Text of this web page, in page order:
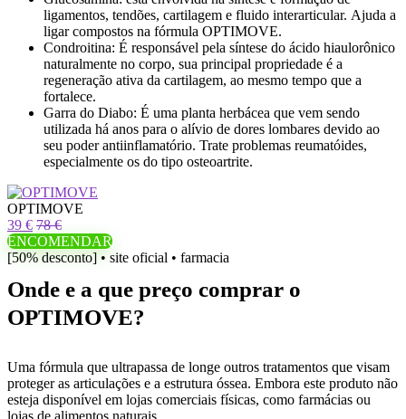
ligamentos, tendões, cartilagem e fluido interarticular. Ajuda a
ligar compostos na fórmula OPTIMOVE.
Condroitina: É responsável pela síntese do ácido hiaulorônico
naturalmente no corpo, sua principal propriedade é a
regeneração ativa da cartilagem, ao mesmo tempo que a
fortalece.
Garra do Diabo: É uma planta herbácea que vem sendo
utilizada há anos para o alívio de dores lombares devido ao
seu poder antiinflamatório. Trate problemas reumatóides,
especialmente os do tipo osteoartrite.
OPTIMOVE
39 € 78 €
ENCOMENDAR
[50% desconto] • site oficial • farmacia
Onde e a que preço comprar o
OPTIMOVE?
Uma fórmula que ultrapassa de longe outros tratamentos que visam
proteger as articulações e a estrutura óssea. Embora este produto não
esteja disponível em lojas comerciais físicas, como farmácias ou
lojas de alimentos naturais.